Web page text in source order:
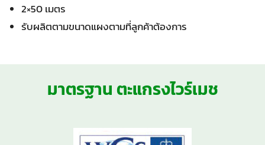
2×50 เมตร
รับผลิตตามขนาดแผงตามที่ลูกค้าต้องการ
มาตรฐาน ตะแกรงไวร์เมช